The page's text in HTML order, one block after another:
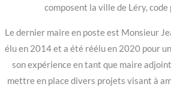
composent la ville de Léry,
Le dernier maire en poste est Monsieur
élu en 2014 et a été réélu en 2020 pour
son expérience en tant que maire
mettre en place divers projets visant à